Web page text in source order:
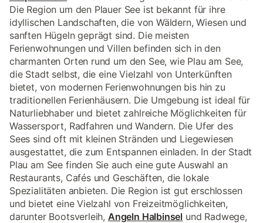
Die Region um den Plauer See ist bekannt für ihre
idyllischen Landschaften, die von Wäldern, Wiesen und
sanften Hügeln geprägt sind. Die meisten
Ferienwohnungen und Villen befinden sich in den
charmanten Orten rund um den See, wie Plau am See,
die Stadt selbst, die eine Vielzahl von Unterkünften
bietet, von modernen Ferienwohnungen bis hin zu
traditionellen Ferienhäusern. Die Umgebung ist ideal für
Naturliebhaber und bietet zahlreiche Möglichkeiten für
Wassersport, Radfahren und Wandern. Die Ufer des
Sees sind oft mit kleinen Stränden und Liegewiesen
ausgestattet, die zum Entspannen einladen. In der Stadt
Plau am See finden Sie auch eine gute Auswahl an
Restaurants, Cafés und Geschäften, die lokale
Spezialitäten anbieten. Die Region ist gut erschlossen
und bietet eine Vielzahl von Freizeitmöglichkeiten,
darunter Bootsverleih, Angeln Halbinsel und Radwege,